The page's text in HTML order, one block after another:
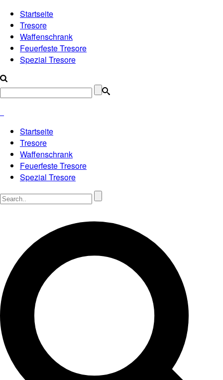
Startseite
Tresore
Waffenschrank
Feuerfeste Tresore
Spezial Tresore
Startseite
Tresore
Waffenschrank
Feuerfeste Tresore
Spezial Tresore